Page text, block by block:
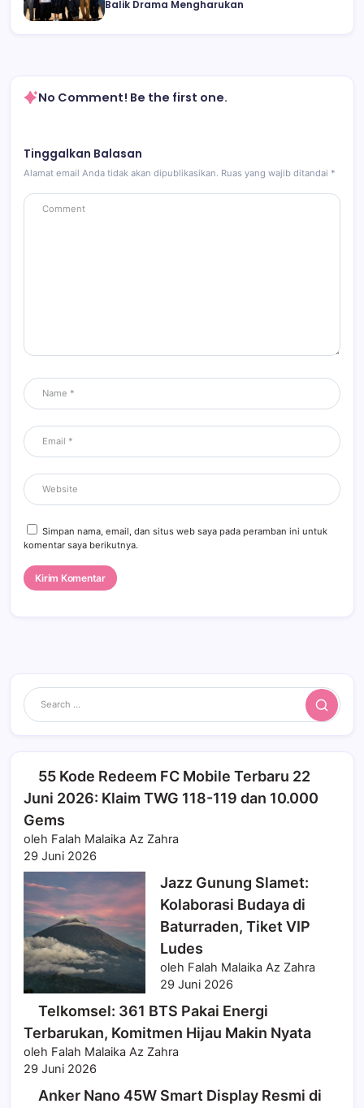
Balik Drama Mengharukan
No Comment! Be the first one.
Tinggalkan Balasan
Alamat email Anda tidak akan dipublikasikan. Ruas yang wajib ditandai *
Simpan nama, email, dan situs web saya pada peramban ini untuk
komentar saya berikutnya.
Search
55 Kode Redeem FC Mobile Terbaru 22
Juni 2026: Klaim TWG 118-119 dan 10.000
Gems
oleh Falah Malaika Az Zahra
29 Juni 2026
Jazz Gunung Slamet:
Kolaborasi Budaya di
Baturraden, Tiket VIP
Ludes
oleh Falah Malaika Az Zahra
29 Juni 2026
Telkomsel: 361 BTS Pakai Energi
Terbarukan, Komitmen Hijau Makin Nyata
oleh Falah Malaika Az Zahra
29 Juni 2026
Anker Nano 45W Smart Display Resmi di